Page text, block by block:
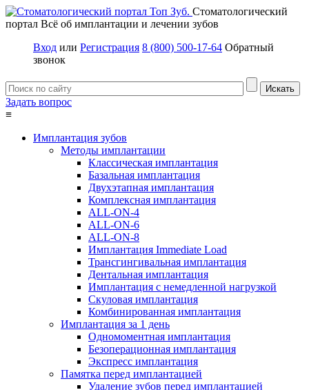
Стоматологический
портал Всё об имплантации и лечении зубов
Вход или Регистрация 8 (800) 500-17-64 Обратный
звонок
Задать вопрос
≡
Имплантация зубов
Методы имплантации
Классическая имплантация
Базальная имплантация
Двухэтапная имплантация
Комплексная имплантация
ALL-ON-4
ALL-ON-6
ALL-ON-8
Имплантация Immediate Load
Трансгингивальная имплантация
Дентальная имплантация
Имплантация с немедленной нагрузкой
Скуловая имплантация
Комбинированная имплантация
Имплантация за 1 день
Одномоментная имплантация
Безоперационная имплантация
Экспресс имплантация
Памятка перед имплантацией
Удаление зубов перед имплантацией